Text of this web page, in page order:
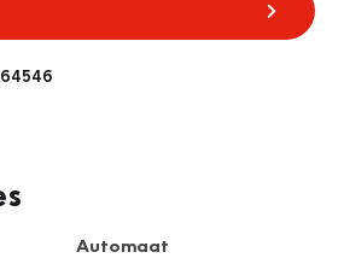
Automaat